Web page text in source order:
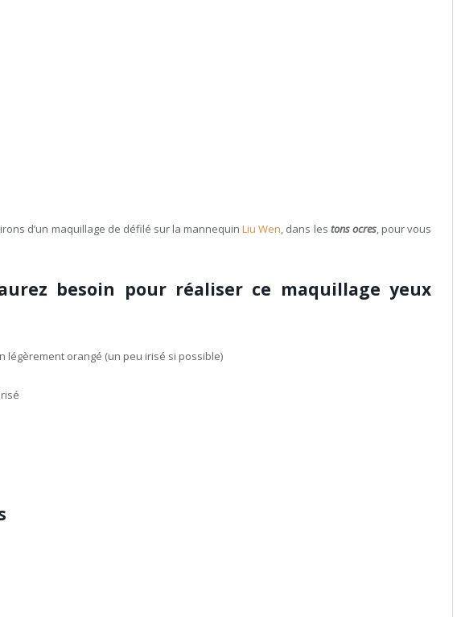
d’un maquillage de défilé sur la mannequinLiu Wen, dans les tons ocres, pour vous
besoin pour réaliser ce maquillage yeux
légèrement orangé (un peu irisé si possible)